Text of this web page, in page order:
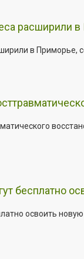
расширили
в Приморье,
бесплатно
освоить